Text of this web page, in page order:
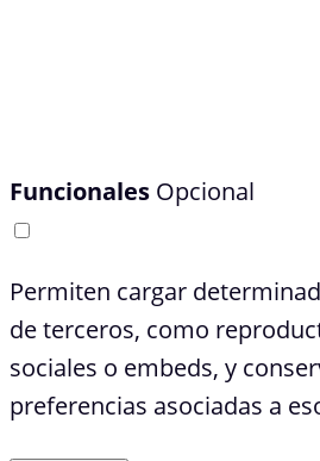
Funcionales Opcional
Permiten cargar
de terceros, como
sociales o embeds, y
preferencias asociadas a